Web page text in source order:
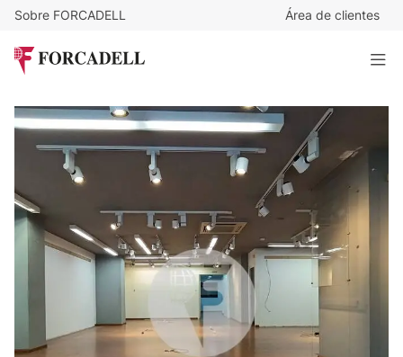
Sobre FORCADELL Área de clientes
Espectacular local comercial diáfano de 700 m² en el
Eixample Izquierdo de Barcelona